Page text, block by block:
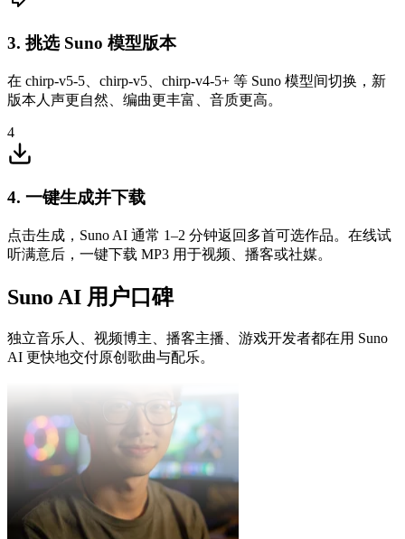
3. 挑选 Suno 模型版本
在 chirp-v5-5、chirp-v5、chirp-v4-5+ 等 Suno 模型间切换，新
版本人声更自然、编曲更丰富、音质更高。
4
4. 一键生成并下载
点击生成，Suno AI 通常 1–2 分钟返回多首可选作品。在线试
听满意后，一键下载 MP3 用于视频、播客或社媒。
Suno AI 用户口碑
独立音乐人、视频博主、播客主播、游戏开发者都在用 Suno
AI 更快地交付原创歌曲与配乐。
Boss 战、菜单的配乐我都用 Suno AI 生成，质量接近定制配
乐，成本只是零头。